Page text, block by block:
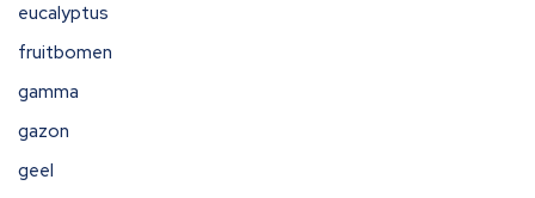
eucalyptus
fruitbomen
gamma
gazon
geel